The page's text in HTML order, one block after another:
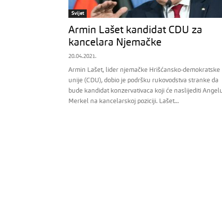
Svijet
Armin Lašet kandidat CDU za
kancelara Njemačke
20.04.2021.
Armin Lašet, lider njemačke Hrišćansko-demokratske
unije (CDU), dobio je podršku rukovodstva stranke da
bude kandidat konzervativaca koji će naslijediti
Merkel na kancelarskoj poziciji. Lašet...